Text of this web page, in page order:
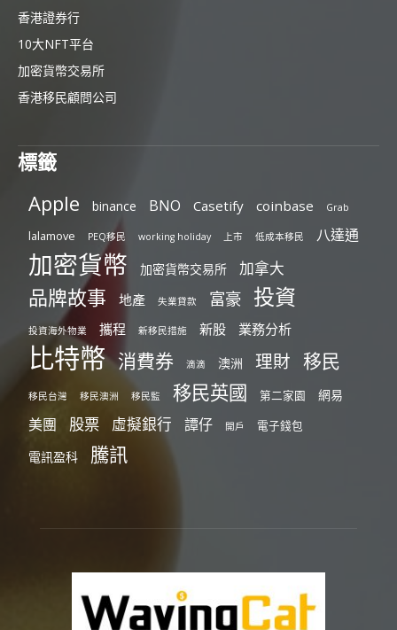
香港證券行
10大NFT平台
加密貨幣交易所
香港移民顧問公司
標籤
Apple binance BNO Casetify coinbase Grab
lalamove PEQ移民 working holiday 上市 低成本移民 八達通
加密貨幣 加密貨幣交易所 加拿大
品牌故事 地產 失業貸款 富豪 投資
投資海外物業 攜程 新移民措施 新股 業務分析
比特幣 消費券 滴滴 澳洲 理財 移民
移民台灣 移民澳洲 移民監 移民英國 第二家園 網易
美團 股票 虛擬銀行 譚仔 開戶 電子錢包
電訊盈科 騰訊